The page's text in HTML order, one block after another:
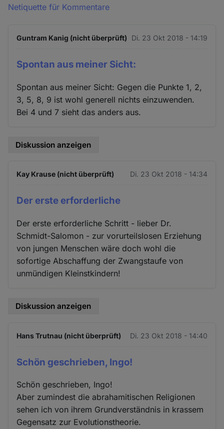
Netiquette für Kommentare
Guntram Kanig (nicht überprüft) Di. 23 Okt 2018 - 14:19
Spontan aus meiner Sicht:
Spontan aus meiner Sicht: Gegen die Punkte 1, 2,
3, 5, 8, 9 ist wohl generell nichts einzuwenden.
Bei 4 und 7 sieht das anders aus.
Diskussion anzeigen
Kay Krause (nicht überprüft) Di. 23 Okt 2018 - 14:34
Der erste erforderliche
Der erste erforderliche Schritt - lieber Dr.
Schmidt-Salomon - zur vorurteilslosen Erziehung
von jungen Menschen wäre doch wohl die
sofortige Abschaffung der Zwangstaufe von
unmündigen Kleinstkindern!
Diskussion anzeigen
Hans Trutnau (nicht überprüft) Di. 23 Okt 2018 - 14:40
Schön geschrieben, Ingo!
Schön geschrieben, Ingo!
Aber zumindest die abrahamitischen Religionen
sehen ich von ihrem Grundverständnis in krassem
Gegensatz zur Evolutionstheorie.